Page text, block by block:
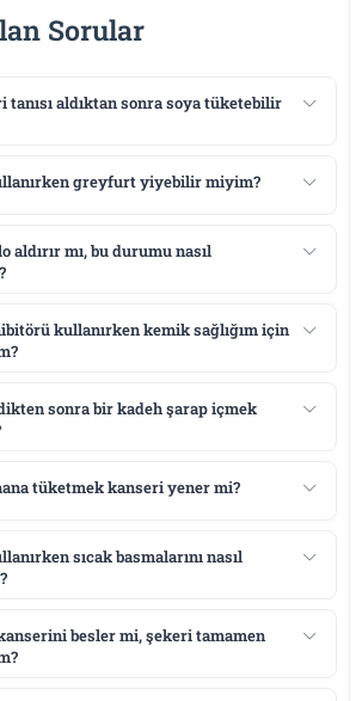
Sorular
tanısı aldıktan sonra soya tüketebilir
greyfurt yiyebilir miyim?
aldırır mı, bu durumu nasıl
kullanırken kemik sağlığım için
sonra bir kadeh şarap içmek
tüketmek kanseri yener mi?
sıcak basmalarını nasıl
besler mi, şekeri tamamen